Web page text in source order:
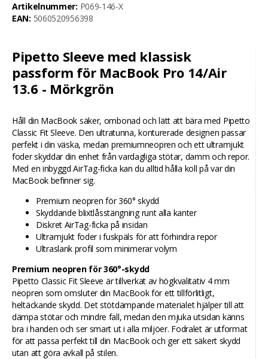
Pipetto Sleeve med klassisk
passform för MacBook Pro 14/Air
13.6 - Mörkgrön
Håll din MacBook säker, ombonad och lätt att bära med Pipetto
Classic Fit Sleeve. Den ultratunna, konturerade designen passar
perfekt i din väska, medan premiumneopren och ett ultramjukt
foder skyddar din enhet från vardagliga stötar, damm och repor.
Med en inbyggd AirTag-ficka kan du alltid hålla koll på var din
MacBook befinner sig.
Premium neopren för 360° skydd
Skyddande blixtlåsstängning runt alla kanter
Diskret AirTag-ficka på insidan
Ultramjukt foder i fuskpäls för att förhindra repor
Ultraslank profil som minimerar volym
Premium neopren för 360°-skydd
Pipetto Classic Fit Sleeve är tillverkat av högkvalitativ 4 mm
neopren som omsluter din MacBook för ett tillförlitligt,
heltäckande skydd. Det stötdämpande materialet hjälper till att
dämpa stötar och mindre fall, medan den mjuka utsidan känns
bra i handen och ser smart ut i alla miljöer. Fodralet är utformat
för att passa perfekt till din MacBook och ger ett säkert skydd
utan att göra avkall på stilen.
Artikelnummer: P069-146-X
EAN: 5060520956398